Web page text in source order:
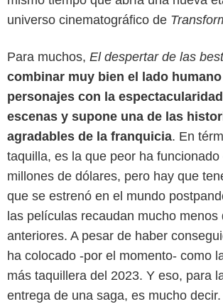
universo cinematográfico de
Para muchos, El despertar de las
combinar muy bien el lado
personajes con la
escenas y supone una de las
agradables de la franquicia. En
taquilla, es la que peor ha
millones de dólares, pero hay que
que se estrenó en el mundo
las películas recaudan mucho menos
anteriores. A pesar de haber
ha colocado -por el momento- como
más taquillera del 2023. Y eso, para
entrega de una saga, es mucho decir.